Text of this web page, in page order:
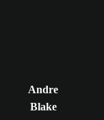
Andre
Blake